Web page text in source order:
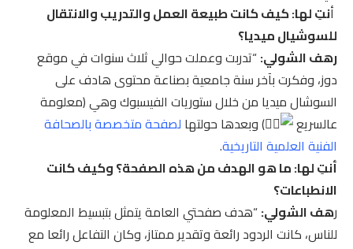
أنتِ لها: كيف كانت طبيعة العمل والتدريب والانتقال
للسوشيال ميديا؟
رهف الشولي:“تدربت وعملت حوالي ثلاث سنوات في موقع
دوز، وفكرت بآخر سنة جامعية بصناعة محتوى هادف على
السوشال ميديا من خلال ستوريات الفيسبوك وهي (معلومة
عالسريع
) وبعدها حولتها لصفحة متخصصة بالصحافة
الفنية العلمية التاريخية.
أنتِ لها: ما هو الهدف من هذه الصفحة؟ وكيف كانت
الانطباعات؟
رهف الشولي:“هدف صفحتي العامة يتمثل بتبسيط المعلومة
للناس، كانت الردود رائعة وتقدير ممتاز، وكان التفاعل رائعا مع